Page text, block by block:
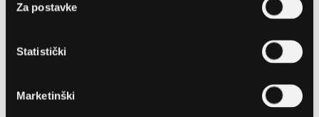
Za postavke
Statistički
Marketinški
na